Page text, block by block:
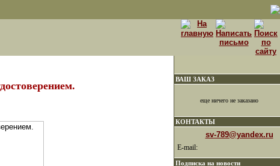
ВАШ ЗАКАЗ
еще ничего не заказано
КОНТАКТЫ
sv-789@yandex.ru
E-mail:
Подписка на новости